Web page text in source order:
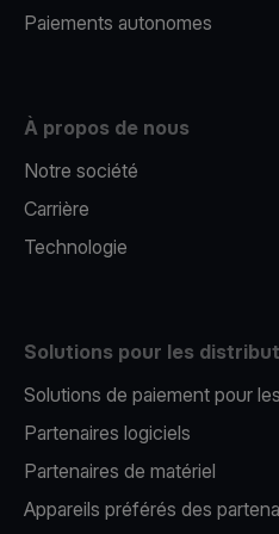
Paiements autonomes
À propos de nous
Notre société
Carrière
Technologie
Solutions pour les
Solutions de paiement pour
Partenaires logiciels
Partenaires de matériel
Appareils préférés des